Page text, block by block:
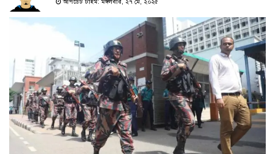
আপডেট টাইম: মঙ্গলবার, ২৭ মে, ২০২৫